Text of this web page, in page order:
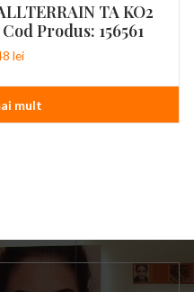
TA KO2
Produs: 156561
lei
mult